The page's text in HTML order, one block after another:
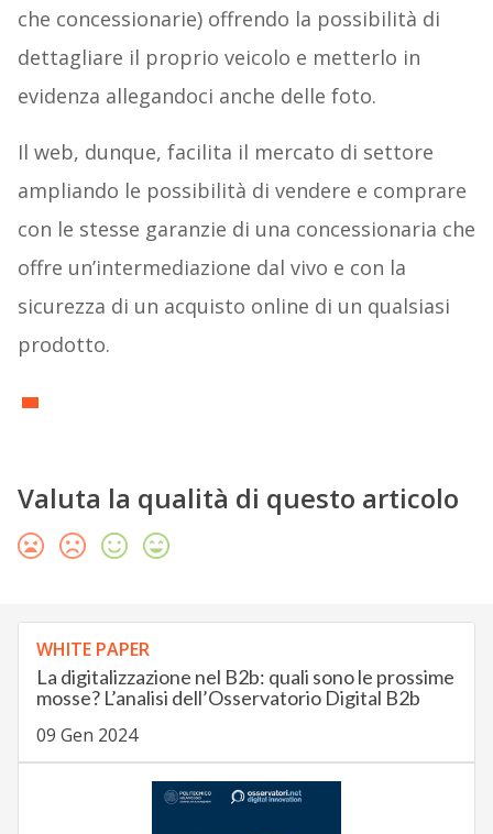
che concessionarie) offrendo la possibilità di
dettagliare il proprio veicolo e metterlo in
evidenza allegandoci anche delle foto.
Il web, dunque, facilita il mercato di settore
ampliando le possibilità di vendere e comprare
con le stesse garanzie di una concessionaria che
offre un’intermediazione dal vivo e con la
sicurezza di un acquisto online di un qualsiasi
prodotto.
Valuta la qualità di questo articolo
WHITE PAPER
La digitalizzazione nel B2b: quali sono le prossime
mosse? L’analisi dell’Osservatorio Digital B2b
09 Gen 2024